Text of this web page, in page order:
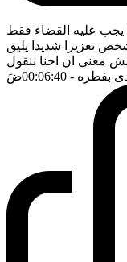
يجب عليه القضاء فقط
تعزيرا شديدا يليق
معنى ان احنا بنقول
بفطره - 00:06:40 ضَ